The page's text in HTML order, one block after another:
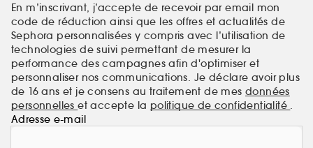
En m’inscrivant, j’accepte de recevoir par email mon
code de réduction ainsi que les offres et actualités de
Sephora personnalisées y compris avec l’utilisation de
technologies de suivi permettant de mesurer la
performance des campagnes afin d'optimiser et
personnaliser nos communications. Je déclare avoir plus
de 16 ans et je consens au traitement de mes données
personnelleset accepte la politique de confidentialité .
Adresse e-mail